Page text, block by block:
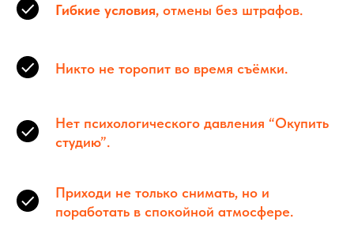
Гибкие условия, отмены без штрафов.
Никто не торопит во время съёмки.
Нет психологического давления “Окупить
студию”.
Приходи не только снимать, но и
поработать в спокойной атмосфере.